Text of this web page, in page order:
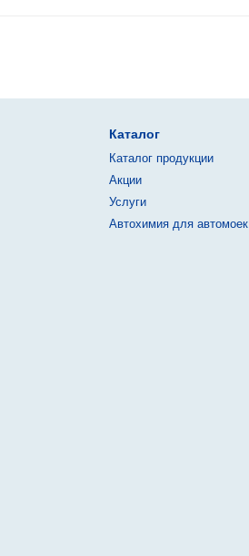
Каталог
Каталог продукции
Акции
Услуги
Автохимия для автомоек